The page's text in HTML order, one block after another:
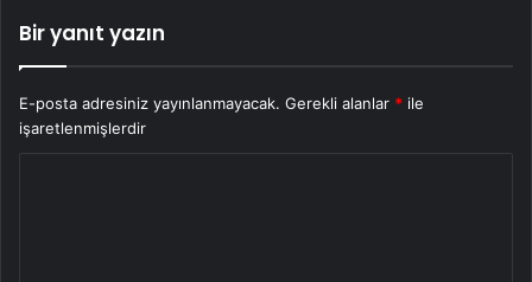
Bir yanıt yazın
E-posta adresiniz yayınlanmayacak. Gerekli alanlar * ile
işaretlenmişlerdir